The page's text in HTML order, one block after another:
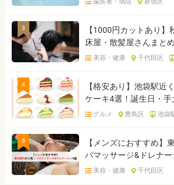
3
【1000円カットあり
床屋・散髪屋さんまとめ
美容・健康 千代田区
4
【格安あり】池袋駅近
ケーキ4選！誕生日・手
グルメ 豊島区 池袋
5
【メンズにおすすめ】
パマッサージ&ドレナー
美容・健康 千代田区